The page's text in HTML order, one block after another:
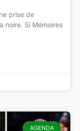
prise de
noire. Si Mémoires
AGENDA